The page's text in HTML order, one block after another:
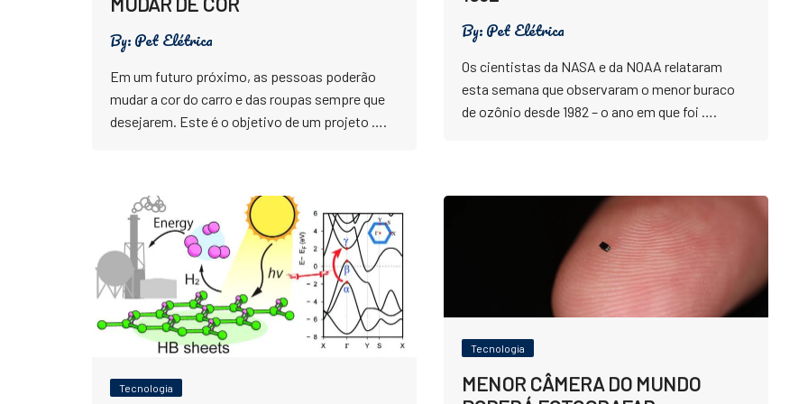
By:Pet Elétrica
Em um futuro próximo, as pessoas poderão
mudar a cor do carro e das roupas sempre que
desejarem. Este é o objetivo de um projeto ….
By:Pet Elétrica
Os cientistas da NASA e da NOAA relataram
esta semana que observaram o menor buraco
de ozônio desde 1982 – o ano em que foi ….
Tecnologia
Tecnologia
MENOR CÂMERA DO MUNDO